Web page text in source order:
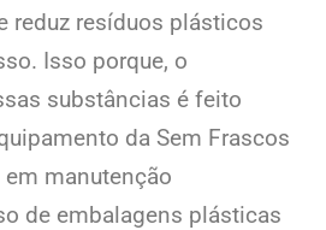
reduz resíduos plásticos
Isso porque, o
substâncias é feito
da Sem Frascos
manutenção
de embalagens plásticas